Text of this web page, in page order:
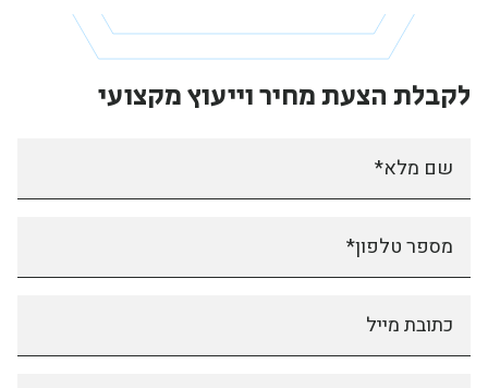
לקבלת הצעת מחירוייעוץ מקצועי
שם מלא*
מספר טלפון*
כתובת מייל